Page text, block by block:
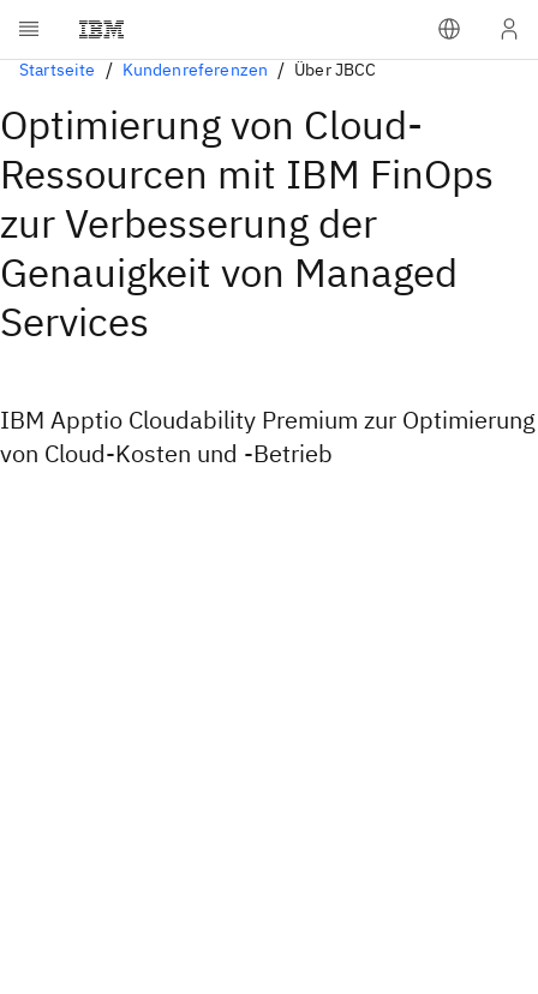
Startseite Kundenreferenzen Über JBCC
Optimierung von Cloud-
Ressourcen mit IBM FinOps
zur Verbesserung der
Genauigkeit von Managed
Services
IBM Apptio Cloudability Premium zur Optimierung
von Cloud-Kosten und -Betrieb